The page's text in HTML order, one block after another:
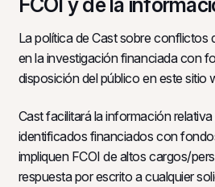
La política de Cast sobre conflictos
en la investigación financiada con
disposición del público en este sitio
Cast facilitará la información
identificados financiados con
impliquen FCOI de altos cargos/
respuesta por escrito a cualquier